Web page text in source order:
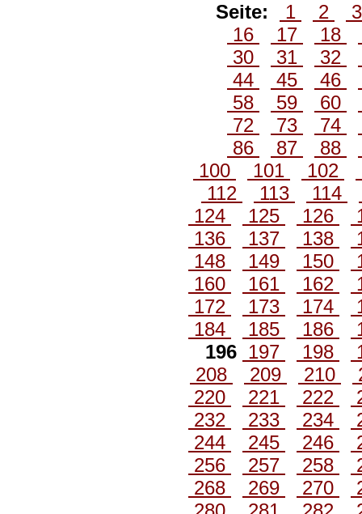
Seite: 1 2
16
17 18
30
31 32
44
45 46
58
59 60
72
73 74
86
87 88
100
101 102
112
113 114
124
125 126
136
137 138
148
149 150
160
161 162
172
173 174
184
185 186
196 197 198
208
209 210
220
221 222
232
233 234
244
245 246
256
257 258
268
269 270